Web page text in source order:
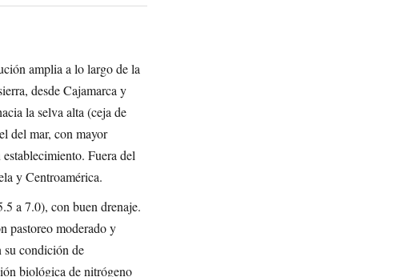
amplia a lo largo de la
desde Cajamarca y
la selva alta (ceja de
del mar, con mayor
Fuera del
y Centroamérica.
a 7.0), con buen drenaje.
pastoreo moderado y
su condición de
biológica de nitrógeno